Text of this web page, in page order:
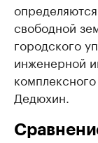
свободной
городского
инженерной
Дедюхин.